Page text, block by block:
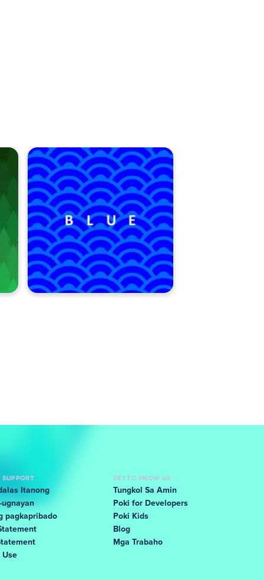
SUPPORT
Itanong
pagkapribado
Use
GET TO KNOW US
Tungkol Sa Amin
Poki for Developers
Poki Kids
Blog
Mga Trabaho